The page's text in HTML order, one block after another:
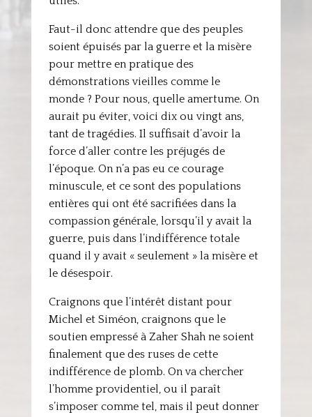
Faut-il donc attendre que des peuples
soient épuisés par la guerre et la misère
pour mettre en pratique des
démonstrations vieilles comme le
monde ? Pour nous, quelle amertume. On
aurait pu éviter, voici dix ou vingt ans,
tant de tragédies. Il suffisait d’avoir la
force d’aller contre les préjugés de
l’époque. On n’a pas eu ce courage
minuscule, et ce sont des populations
entières qui ont été sacrifiées dans la
compassion générale, lorsqu’il y avait la
guerre, puis dans l’indifférence totale
quand il y avait « seulement » la misère et
le désespoir.
Craignons que l’intérêt distant pour
Michel et Siméon, craignons que le
soutien empressé à Zaher Shah ne soient
finalement que des ruses de cette
indifférence de plomb. On va chercher
l’homme providentiel, ou il paraît
s’imposer comme tel, mais il peut donner